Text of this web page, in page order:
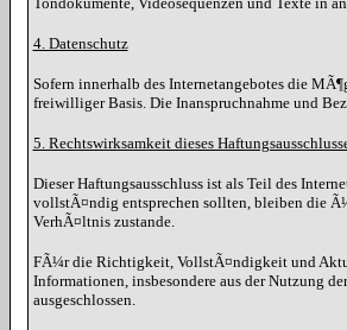
4. Datenschutz
Sofern innerhalb des Internetangebotes die
freiwilliger Basis. Die Inanspruchnahme und
5. Rechtswirksamkeit dieses
Dieser Haftungsausschluss ist als Teil des
vollstÃ¤ndig entsprechen sollten, bleiben die
VerhÃ¤ltnis zustande.
FÃ¼r die Richtigkeit, VollstÃ¤ndigkeit und
Informationen, insbesondere aus der Nutzung
ausgeschlossen.